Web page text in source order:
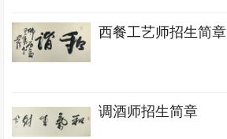
西餐工艺师招生简章
调酒师招生简章